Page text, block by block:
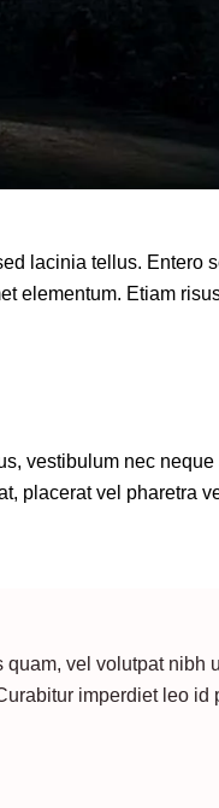
lacinia tellus. Entero
elementum. Etiam
vestibulum nec
placerat vel pharetra
vel volutpat nibh
imperdiet leo id